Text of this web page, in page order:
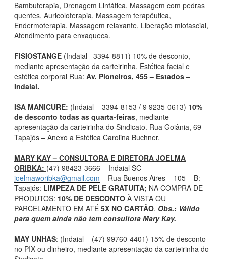
Bambuterapia, Drenagem Linfática, Massagem com pedras
quentes, Auricoloterapia, Massagem terapêutica,
Endermoterapia, Massagem relaxante, Liberação miofascial,
Atendimento para enxaqueca.
FISIOSTANGE (Indaial –3394-8811) 10% de desconto,
mediante apresentação da carteirinha. Estética facial e
estética corporal Rua: Av. Pioneiros, 455 – Estados –
Indaial.
ISA MANICURE: (Indaial – 3394-8153 / 9 9235-0613) 10%
de desconto todas as quarta-feiras, mediante
apresentação da carteirinha do Sindicato. Rua Goiânia, 69 –
Tapajós – Anexo a Estética Carolina Buchner.
MARY KAY – CONSULTORA E DIRETORA JOELMA
ORIBKA: (47) 98423-3666 – Indaial SC –
joelmaworibka@gmail.com – Rua Buenos Aires – 105 – B:
Tapajós: LIMPEZA DE PELE GRATUITA; NA COMPRA DE
PRODUTOS: 10% DE DESCONTO À VISTA OU
PARCELAMENTO EM ATÉ 5X NO CARTÃO. Obs.: Válido
para quem ainda não tem consultora Mary Kay.
MAY UNHAS: (Indaial – (47) 99760-4401) 15% de desconto
no PIX ou dinheiro, mediante apresentação da carteirinha do